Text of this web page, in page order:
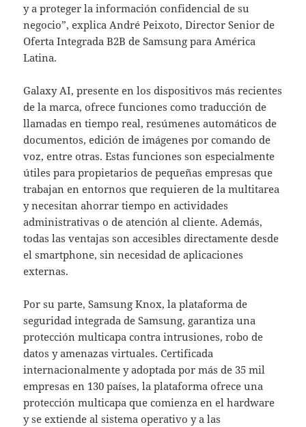
y a proteger la información confidencial de su
negocio”, explica André Peixoto, Director Senior de
Oferta Integrada B2B de Samsung para América
Latina. ​
Galaxy AI, presente en los dispositivos más recientes
de la marca, ofrece funciones como traducción de
llamadas en tiempo real, resúmenes automáticos de
documentos, edición de imágenes por comando de
voz, entre otras. Estas funciones son especialmente
útiles para propietarios de pequeñas empresas que
trabajan en entornos que requieren de la multitarea
y necesitan ahorrar tiempo en actividades
administrativas o de atención al cliente. Además,
todas las ventajas son accesibles directamente desde
el smartphone, sin necesidad de aplicaciones
externas.
Por su parte, Samsung Knox, la plataforma de
seguridad integrada de Samsung, garantiza una
protección multicapa contra intrusiones, robo de
datos y amenazas virtuales. Certificada
internacionalmente y adoptada por más de 35 mil
empresas en 130 países, la plataforma ofrece una
protección multicapa que comienza en el hardware
y se extiende al sistema operativo y a las